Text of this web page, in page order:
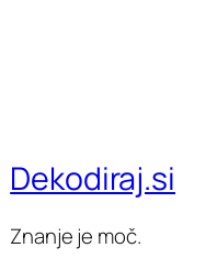
Dekodiraj.si
Znanje je moč.